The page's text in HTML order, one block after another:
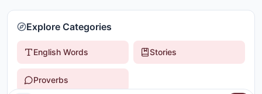
Explore Categories
English Words Stories
Proverbs